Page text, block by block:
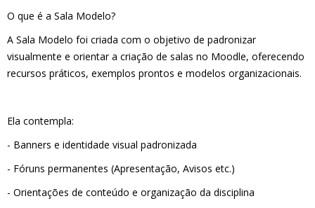
O que é a Sala Modelo?
A Sala Modelo foi criada com o objetivo de padronizar
visualmente e orientar a criação de salas no Moodle, oferecendo
recursos práticos, exemplos prontos e modelos organizacionais.
Ela contempla:
- Banners e identidade visual padronizada
- Fóruns permanentes (Apresentação, Avisos etc.)
- Orientações de conteúdo e organização da disciplina